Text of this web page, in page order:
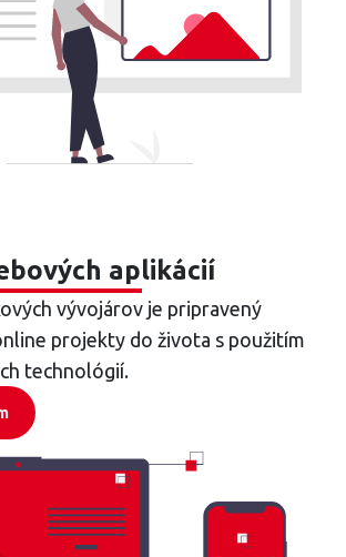
aplikácií
vývojárov je pripravený
projekty do života s použitím
technológií.